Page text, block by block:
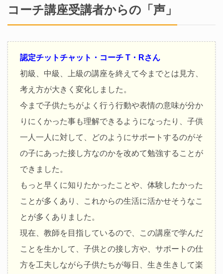
コーチ講座受講者からの「声」
認定チットチャット・コーチ T・Rさん
初級、中級、上級の講座を終えて今までとは見方、
考え方が大きく変化しました。
今まで子供たちがよく行う行動や表情の意味が分か
りにくかった事も理解できるようになったり、子供
一人一人に対して、どのようにサポートするのがそ
の子にあった接し方なのかを改めて勉強することが
できました。
もっと早くに知りたかったことや、体験したかった
ことが多くあり、これからの生活に活かせそうなこ
とが多くありました。
現在、教師を目指しているので、この講座で学んだ
ことを生かして、子供との接し方や、サポートの仕
方を工夫しながら子供たちが毎日、生き生きして楽